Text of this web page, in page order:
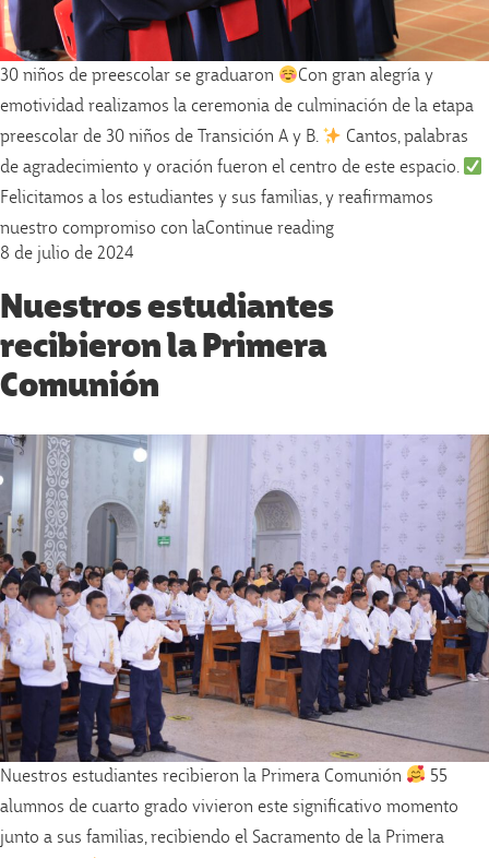
30 niños de preescolar se graduaron
Con gran alegría y
emotividad realizamos la ceremonia de culminación de la etapa
preescolar de 30 niños de Transición A y B.
Cantos, palabras
de agradecimiento y oración fueron el centro de este espacio.
Felicitamos a los estudiantes y sus familias, y reafirmamos
nuestro compromiso con laContinue reading«30 niños de
8 de julio de 2024
Nuestros estudiantes
recibieron la Primera
Comunión
Nuestros estudiantes recibieron la Primera Comunión
55
alumnos de cuarto grado vivieron este significativo momento
junto a sus familias, recibiendo el Sacramento de la Primera